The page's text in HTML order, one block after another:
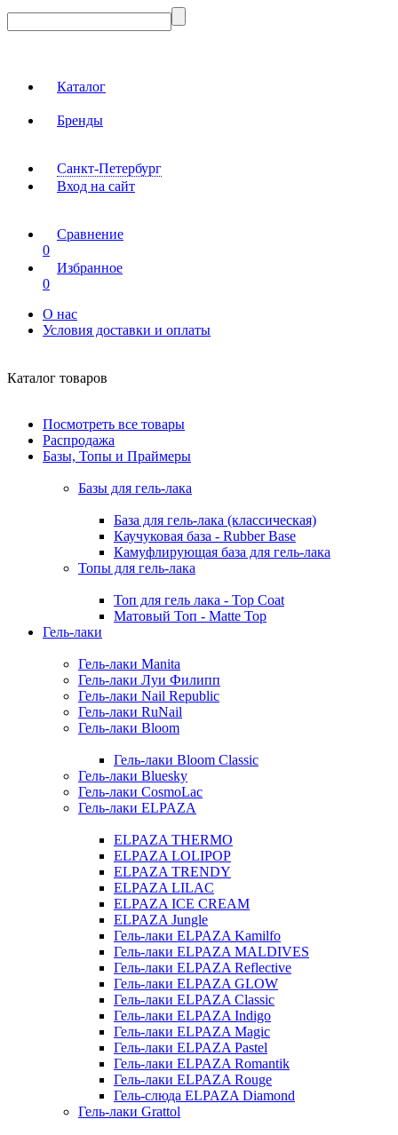
Каталог
Бренды
Санкт-Петербург
Вход на сайт
Сравнение
0
Избранное
0
О нас
Условия доставки и оплаты
Каталог товаров
Посмотреть все товары
Распродажа
Базы, Топы и Праймеры
Базы для гель-лака
База для гель-лака (классическая)
Каучуковая база - Rubber Base
Камуфлирующая база для гель-лака
Топы для гель-лака
Топ для гель лака - Top Coat
Матовый Топ - Matte Top
Гель-лаки
Гель-лаки Manita
Гель-лаки Луи Филипп
Гель-лаки Nail Republic
Гель-лаки RuNail
Гель-лаки Bloom
Гель-лаки Bloom Classic
Гель-лаки Bluesky
Гель-лаки CosmoLac
Гель-лаки ELPAZA
ELPAZA THERMO
ELPAZA LOLIPOP
ELPAZA TRENDY
ELPAZA LILAC
ELPAZA IСE CREAM
ELPAZA Jungle
Гель-лаки ELPAZA Kamilfo
Гель-лаки ELPAZA MALDIVES
Гель-лаки ELPAZA Reflective
Гель-лаки ELPAZA GLOW
Гель-лаки ELPAZA Classic
Гель-лаки ELPAZA Indigo
Гель-лаки ELPAZA Magic
Гель-лаки ELPAZA Pastel
Гель-лаки ELPAZA Romantik
Гель-лаки ELPAZA Rouge
Гель-слюда ELPAZA Diamond
Гель-лаки Grattol